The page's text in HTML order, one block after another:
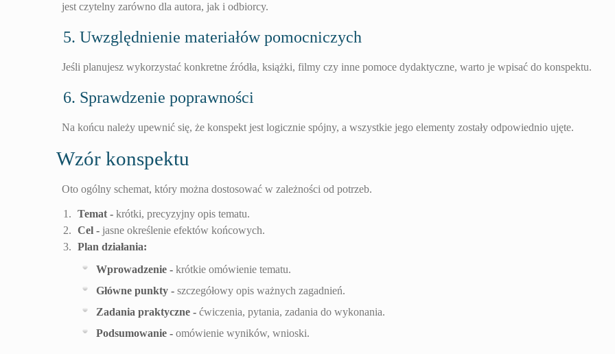
jest czytelny zarówno dla autora, jak i odbiorcy.
5. Uwzględnienie materiałów pomocniczych
Jeśli planujesz wykorzystać konkretne źródła, książki, filmy czy inne pomoce dydaktyczne, warto je wpisać do konspektu.
6. Sprawdzenie poprawności
Na końcu należy upewnić się, że konspekt jest logicznie spójny, a wszystkie jego elementy zostały odpowiednio ujęte.
Wzór konspektu
Oto ogólny schemat, który można dostosować w zależności od potrzeb.
Temat - krótki, precyzyjny opis tematu.
Cel - jasne określenie efektów końcowych.
Plan działania:
Wprowadzenie - krótkie omówienie tematu.
Główne punkty - szczegółowy opis ważnych zagadnień.
Zadania praktyczne - ćwiczenia, pytania, zadania do wykonania.
Podsumowanie - omówienie wyników, wnioski.